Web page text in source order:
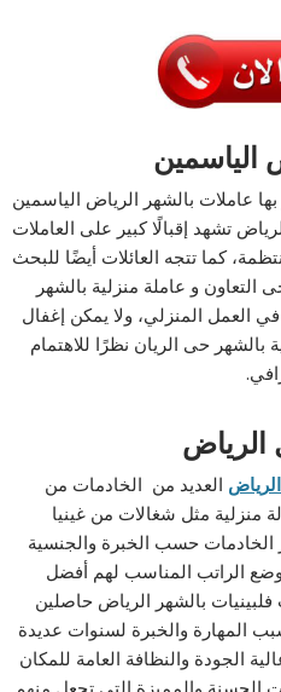
الياسمين
عاملات بالشهر الرياض الياسمين
تشهد إقبالًا كبير على العاملات
كما تتجه العائلات أيضًا للبحث
و عاملة منزلية بالشهر
العمل المنزلي، ولا يمكن إغفال
حى الريان نظرًا للاهتمام
الرياض
العديد من الخادمات من
منزلية مثل شغالات من غينيا
الخادمات حسب الخبرة والجنسية
الراتب المناسب لهم أفضل
بالشهر الرياض حاصلين
المهارة والخبرة لسنوات عديدة
الجودة والنظافة العامة للمكان
الحسنة والمميزة التي تجعل منهم